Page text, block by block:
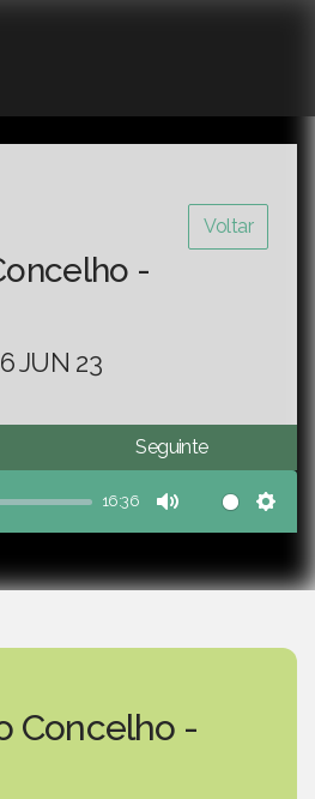
Voltar
-
JUN 23
Seguinte
16:36
Mute
Concelho -